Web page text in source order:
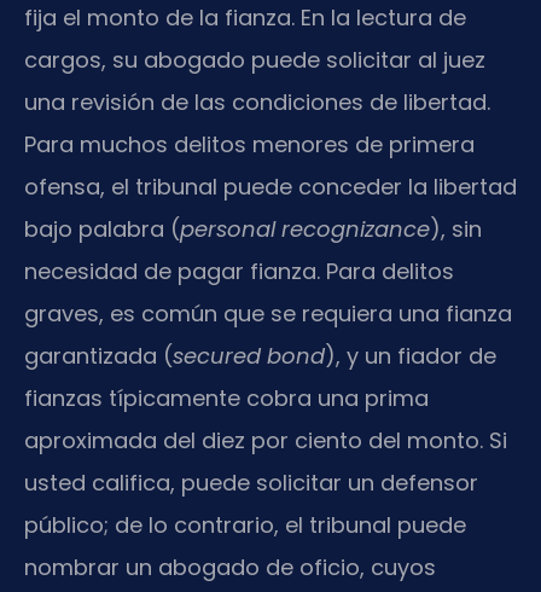
fija el monto de la fianza. En la lectura de
cargos, su abogado puede solicitar al juez
una revisión de las condiciones de libertad.
Para muchos delitos menores de primera
ofensa, el tribunal puede conceder la libertad
bajo palabra (personal recognizance), sin
necesidad de pagar fianza. Para delitos
graves, es común que se requiera una fianza
garantizada (secured bond), y un fiador de
fianzas típicamente cobra una prima
aproximada del diez por ciento del monto. Si
usted califica, puede solicitar un defensor
público; de lo contrario, el tribunal puede
nombrar un abogado de oficio, cuyos